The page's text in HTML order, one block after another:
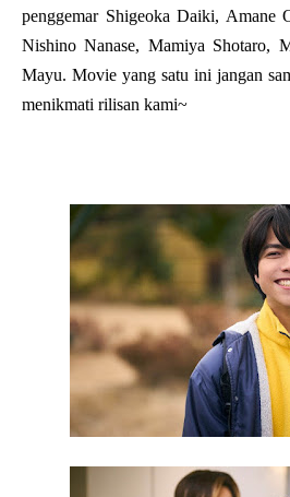
penggemar Shigeoka Daiki, Amane
Nishino Nanase, Mamiya Shotaro,
Mayu. Movie yang satu ini jangan
menikmati rilisan kami~